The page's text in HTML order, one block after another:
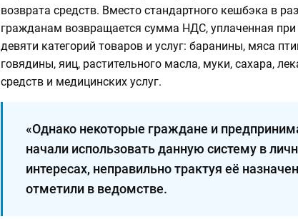
возврата средств. Вместо стандартного кешбэка в
гражданам возвращается сумма НДС, уплаченная при
девяти категорий товаров и услуг: баранины, мяса
говядины, яиц, растительного масла, муки, сахара,
средств и медицинских услуг.
«Однако некоторые граждане и
начали использовать данную систему в
интересах, неправильно трактуя её
отметили в ведомстве.